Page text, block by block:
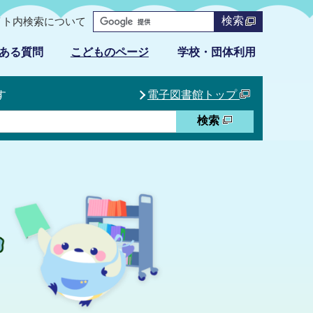
内検索について 検索
る質問 こどものページ 学校・団体利用
電子図書館トップ
検索